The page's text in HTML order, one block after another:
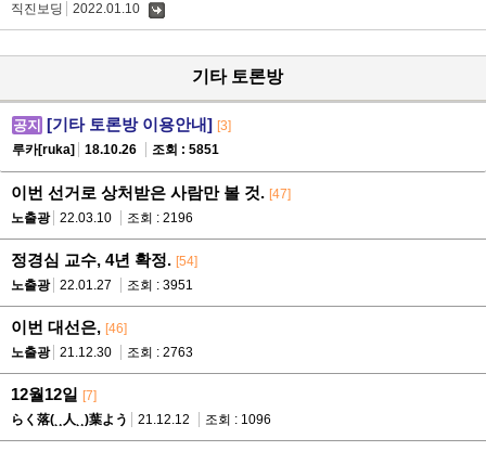
직진보딩 2022.01.10
기타 토론방
공지 [기타 토론방 이용안내] [3]
루카[ruka]
18.10.26 조회 : 5851
이번 선거로 상처받은 사람만 볼 것. [47]
노출광
22.03.10 조회 : 2196
정경심 교수, 4년 확정. [54]
노출광
22.01.27 조회 : 3951
이번 대선은, [46]
노출광
21.12.30 조회 : 2763
12월12일 [7]
らく落(˛¸人˛¸)葉よう
21.12.12 조회 : 1096